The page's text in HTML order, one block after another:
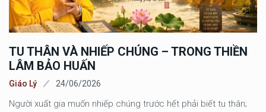
TU THÂN VÀ NHIẾP CHÚNG – TRONG THIỀN
LÂM BẢO HUẤN
Giáo Lý 24/06/2026
Người xuất gia muốn nhiếp chúng trước hết phải biết tu thân;